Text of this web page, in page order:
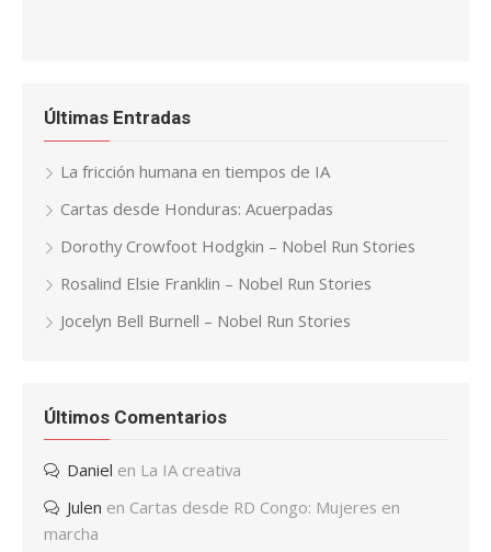
Últimas Entradas
La fricción humana en tiempos de IA
Cartas desde Honduras: Acuerpadas
Dorothy Crowfoot Hodgkin – Nobel Run Stories
Rosalind Elsie Franklin – Nobel Run Stories
Jocelyn Bell Burnell – Nobel Run Stories
Últimos Comentarios
Daniel en La IA creativa
Julen en Cartas desde RD Congo: Mujeres en
marcha